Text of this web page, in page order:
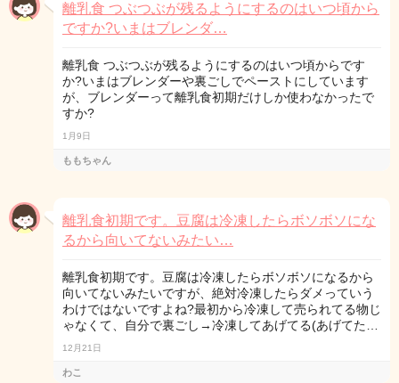
離乳食 つぶつぶが残るようにするのはいつ頃から
ですか?いまはブレンダ…
離乳食 つぶつぶが残るようにするのはいつ頃からです
か?いまはブレンダーや裏ごしでペーストにしています
が、ブレンダーって離乳食初期だけしか使わなかったで
すか?
1月9日
ももちゃん
離乳食初期です。豆腐は冷凍したらボソボソにな
るから向いてないみたい…
離乳食初期です。豆腐は冷凍したらボソボソになるから
向いてないみたいですが、絶対冷凍したらダメっていう
わけではないですよね?最初から冷凍して売られてる物じ
ゃなくて、自分で裏ごし→冷凍してあげてる(あげてた…
12月21日
わこ